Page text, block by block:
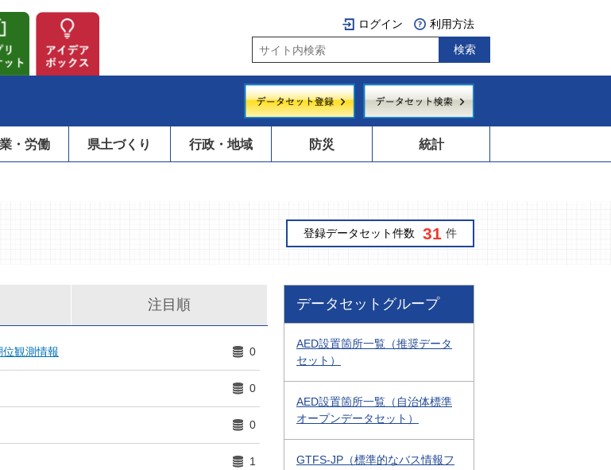
ログイン 利用方法
・労働 県土づくり 行政・地域 防災 統計
登録データセット件数 31 件
注目順
観測情報 0
0
0
1
データセットグループ
AED設置箇所一覧（推奨データ
セット）
AED設置箇所一覧（自治体標準
オープンデータセット）
GTFS-JP（標準的なバス情報フ